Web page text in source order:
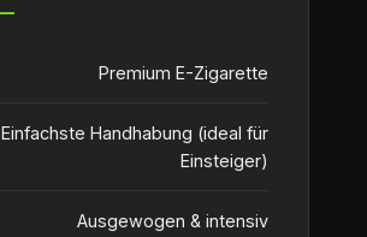
Premium E-Zigarette
Einfachste Handhabung (ideal für
Einsteiger)
Ausgewogen & intensiv